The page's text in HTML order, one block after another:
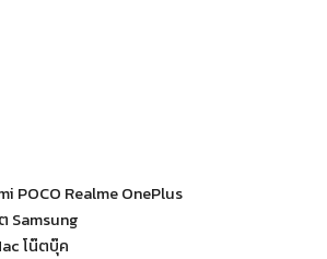
POCO Realme OnePlus
Samsung
โน๊ตบุ๊ค